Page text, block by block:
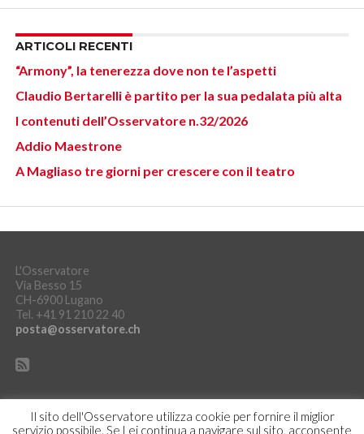
ARTICOLI RECENTI
“Armony”, la tenerezza dove non te l’aspetti
Claudio Bertarelli è partito per la sua pedalata più alta
I contenuti dell’Osservatore n.32/2026
Addio Maestrone
A Magliaso tre giorni per crescere con il teatro
L'Osservatore
Via Besso 15
CH-6900 Lugano
Tel. +41 91 210 22 40
posta@osservatore.ch
Il sito dell'Osservatore utilizza cookie per fornire il miglior
servizio possibile. Se Lei continua a navigare sul sito, acconsente